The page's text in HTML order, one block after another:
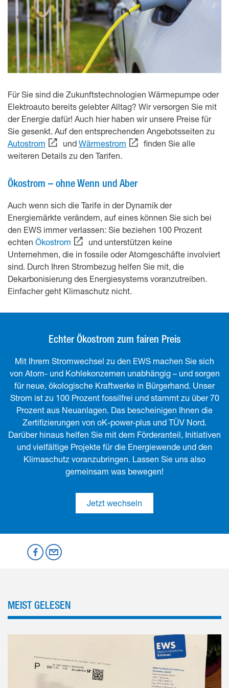
Für Sie sind die Zukunftstechnologien Wärmepumpe oder
Elektroauto bereits gelebter Alltag? Wir versorgen Sie mit
der Energie dafür! Auch hier haben wir unsere Preise für
Sie gesenkt. Auf den entsprechenden Angebotsseiten zu
Autostrom
und Wärmestrom
finden Sie alle
weiteren Details zu den Tarifen.
Ökostrom – ohne Wenn und Aber
Auch wenn sich die Tarife in der Dynamik der
Energiemärkte verändern, auf eines können Sie sich bei
den EWS immer verlassen: Sie beziehen 100 Prozent
echten Ökostrom
und unterstützen keine
Unternehmen, die in fossile oder Atomgeschäfte involviert
sind. Durch Ihren Strombezug helfen Sie mit, die
Dekarbonisierung des Energiesystems voranzutreiben.
Einfacher geht Klimaschutz nicht.
Echter Ökostrom zum fairen Preis
Mit Ihrem Stromwechsel zu den EWS machen Sie sich
von Atom- und Kohlekonzernen unabhängig – und sorgen
für neue, ökologische Kraftwerke in Bürgerhand. Unser
Strom ist zu 100 Prozent fossilfrei und stammt zu über 70
Prozent aus Neuanlagen. Das bescheinigen Ihnen die
Zertifizierungen von oK-power-plus und TÜV Nord.
Darüber hinaus helfen Sie mit dem Förderanteil, Initiativen
und vielfältige Projekte für die Energiewende und den
Klimaschutz voranzubringen. Lassen Sie uns also
gemeinsam was bewegen!
Jetzt wechseln
Mastodon
Facebook
per Email
MEIST GELESEN